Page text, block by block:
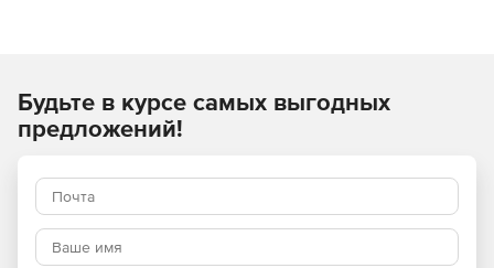
к угрозам разной сложности.
Основные преимущества
Надежная защита мирового уровня
Многоуровневые технологии проактивной защиты
обеспечивают эффективное противостояние различным
Будьте в курсе самых выгодных
предложений!